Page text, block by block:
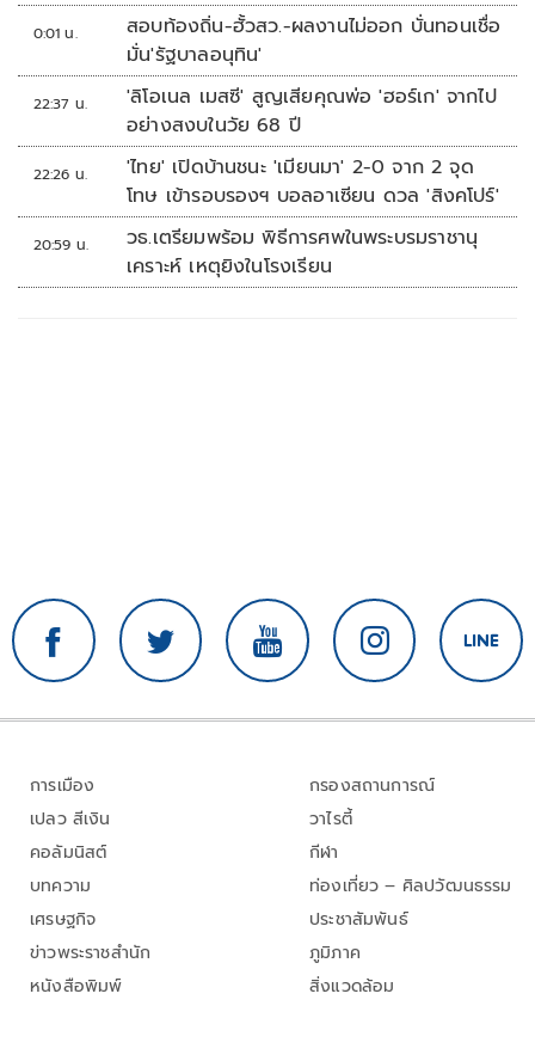
0:01 น.
สอบท้องถิ่น-ฮั้วสว.-ผลงานไม่ออก บั่นทอนเชื่อ
มั่น'รัฐบาลอนุทิน'
22:37 น.
'ลิโอเนล เมสซี' สูญเสียคุณพ่อ 'ฮอร์เก' จากไป
อย่างสงบในวัย 68 ปี
22:26 น.
'ไทย' เปิดบ้านชนะ 'เมียนมา' 2-0 จาก 2 จุด
โทษ เข้ารอบรองฯ บอลอาเซียน ดวล 'สิงคโปร์'
20:59 น.
วธ.เตรียมพร้อม พิธีการศพในพระบรมราชานุ
เคราะห์ เหตุยิงในโรงเรียน
การเมือง
เปลว สีเงิน
คอลัมนิสต์
บทความ
เศรษฐกิจ
ข่าวพระราชสำนัก
หนังสือพิมพ์
กรองสถานการณ์
วาไรตี้
กีฬา
ท่องเที่ยว – ศิลปวัฒนธรรม
ประชาสัมพันธ์
ภูมิภาค
สิ่งแวดล้อม